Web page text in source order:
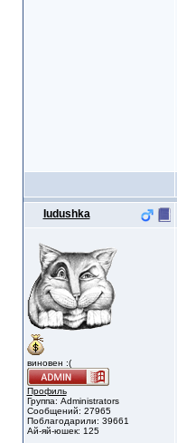
Iudushka
виновен :(
Профиль
Группа: Administrators
Сообщений: 27965
Поблагодарили: 39661
Ай-яй-юшек: 125